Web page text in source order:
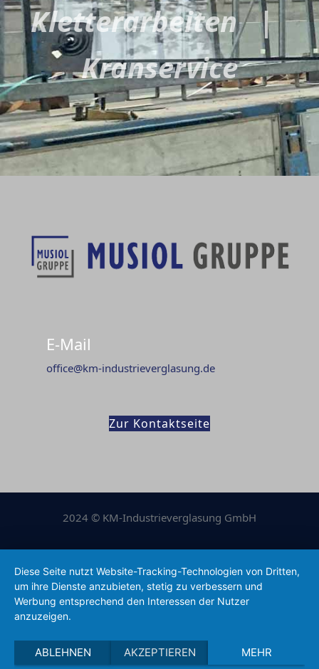
Kletterarbeiten |
Kranservice
E-Mail
office@km-industrieverglasung.de
Zur Kontaktseite
2024 © KM-Industrieverglasung GmbH
Impressum|Datenschutzerklärung
Konzeption & Realisierung von Ölsner Werbung
Diese Seite nutzt Website-Tracking-Technologien von Dritten,
um ihre Dienste anzubieten, stetig zu verbessern und
Werbung entsprechend den Interessen der Nutzer
anzuzeigen.
ABLEHNEN AKZEPTIEREN MEHR